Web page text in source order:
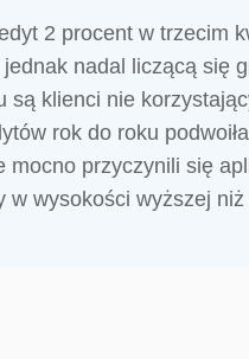
2 procent w trzecim
nadal liczącą się
są klienci nie
rok do roku
mocno przyczynili się
wysokości wyższej